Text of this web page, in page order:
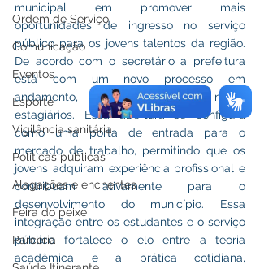
Ordem de Serviço
Comunicação
Eventos
Esporte
Vigilância sanitária
Políticas públicas
Alagações e enchentes
Feira do peixe
Parceria
municipal em promover mais
oportunidades de ingresso no serviço
público para os jovens talentos da região.
De acordo com o secretário a prefeitura
está com um novo processo em
andamento, que beneficiará novos
estagiários. Essa abertura se configura
como uma porta de entrada para o
mercado de trabalho, permitindo que os
jovens adquiram experiência profissional e
contribuam ativamente para o
desenvolvimento do município. Essa
integração entre os estudantes e o serviço
público fortalece o elo entre a teoria
acadêmica e a prática cotidiana,